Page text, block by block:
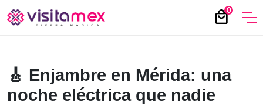
0
local_mall
🎸 Enjambre en Mérida: una
noche eléctrica que nadie